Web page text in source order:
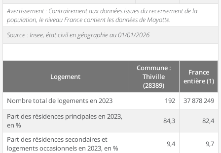
Avertissement : Contrairement aux données issues du recensement de la
population, le niveau France contient les données de Mayotte.
Source : Insee, état civil en géographie au 01/01/2026
Logement
Commune :
Thiville
(28389)
France
entière (1)
Nombre total de logements en 2023 192
37 878 249
Part des résidences principales en 2023,
en %
84,3 82,4
Part des résidences secondaires et
logements occasionnels en 2023, en %
9,4 9,7